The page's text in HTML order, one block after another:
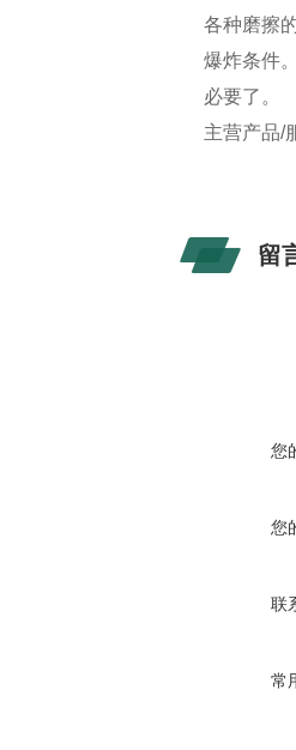
各种磨擦
爆炸条件
必要了。
主营产品/
留
您
您
联
常